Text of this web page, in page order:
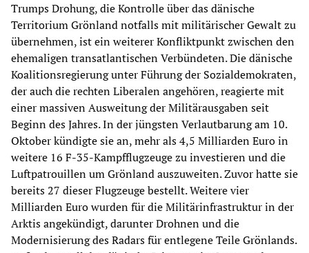
Trumps Drohung, die Kontrolle über das dänische
Territorium Grönland notfalls mit militärischer Gewalt zu
übernehmen, ist ein weiterer Konfliktpunkt zwischen den
ehemaligen transatlantischen Verbündeten. Die dänische
Koalitionsregierung unter Führung der Sozialdemokraten,
der auch die rechten Liberalen angehören, reagierte mit
einer massiven Ausweitung der Militärausgaben seit
Beginn des Jahres. In der jüngsten Verlautbarung am 10.
Oktober kündigte sie an, mehr als 4,5 Milliarden Euro in
weitere 16 F-35-Kampfflugzeuge zu investieren und die
Luftpatrouillen um Grönland auszuweiten. Zuvor hatte sie
bereits 27 dieser Flugzeuge bestellt. Weitere vier
Milliarden Euro wurden für die Militärinfrastruktur in der
Arktis angekündigt, darunter Drohnen und die
Modernisierung des Radars für entlegene Teile Grönlands.